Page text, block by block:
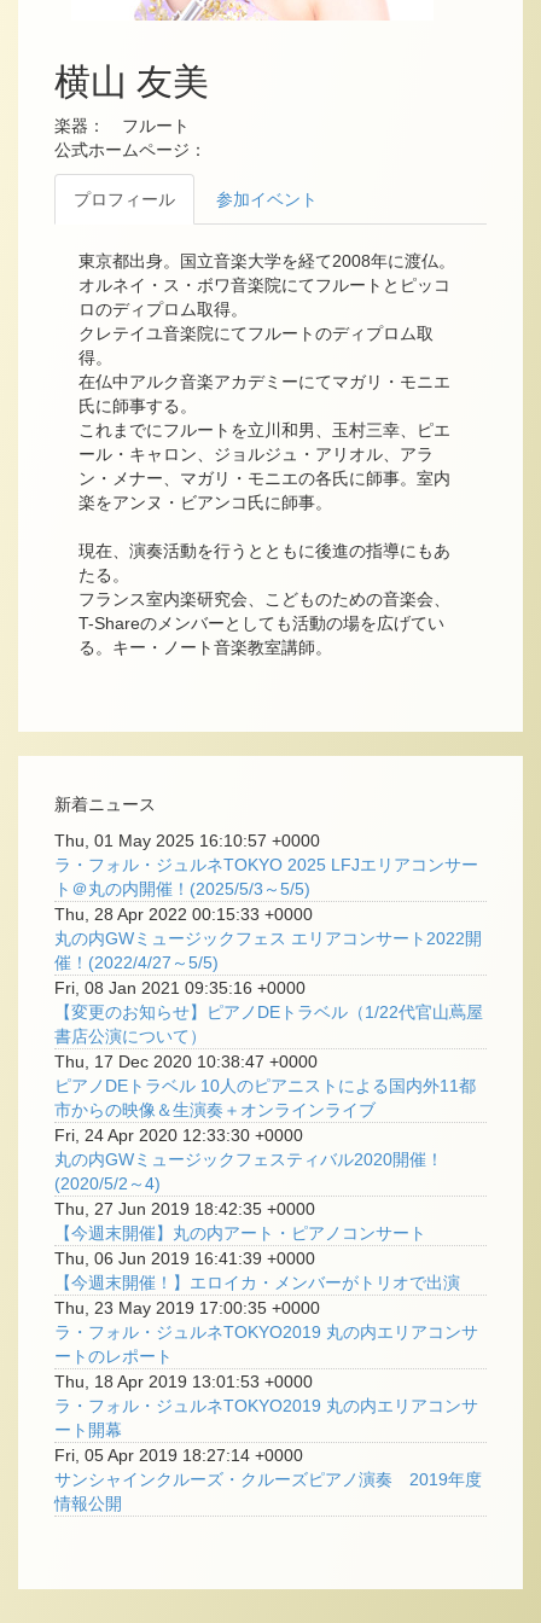
横山 友美
楽器： フルート
公式ホームページ：
プロフィール 参加イベント
東京都出身。国立音楽大学を経て2008年に渡仏。
オルネイ・ス・ボワ音楽院にてフルートとピッコ
ロのディプロム取得。
クレテイユ音楽院にてフルートのディプロム取
得。
在仏中アルク音楽アカデミーにてマガリ・モニエ
氏に師事する。
これまでにフルートを立川和男、玉村三幸、ピエ
ール・キャロン、ジョルジュ・アリオル、アラ
ン・メナー、マガリ・モニエの各氏に師事。室内
楽をアンヌ・ビアンコ氏に師事。
現在、演奏活動を行うとともに後進の指導にもあ
たる。
フランス室内楽研究会、こどものための音楽会、
T-Shareのメンバーとしても活動の場を広げてい
る。キー・ノート音楽教室講師。
新着ニュース
Thu, 01 May 2025 16:10:57 +0000
ラ・フォル・ジュルネTOKYO 2025 LFJエリアコンサー
ト＠丸の内開催！(2025/5/3～5/5)
Thu, 28 Apr 2022 00:15:33 +0000
丸の内GWミュージックフェス エリアコンサート2022開
催！(2022/4/27～5/5)
Fri, 08 Jan 2021 09:35:16 +0000
【変更のお知らせ】ピアノDEトラベル（1/22代官山蔦屋
書店公演について）
Thu, 17 Dec 2020 10:38:47 +0000
ピアノDEトラベル 10人のピアニストによる国内外11都
市からの映像＆生演奏＋オンラインライブ
Fri, 24 Apr 2020 12:33:30 +0000
丸の内GWミュージックフェスティバル2020開催！
(2020/5/2～4)
Thu, 27 Jun 2019 18:42:35 +0000
【今週末開催】丸の内アート・ピアノコンサート
Thu, 06 Jun 2019 16:41:39 +0000
【今週末開催！】エロイカ・メンバーがトリオで出演
Thu, 23 May 2019 17:00:35 +0000
ラ・フォル・ジュルネTOKYO2019 丸の内エリアコンサ
ートのレポート
Thu, 18 Apr 2019 13:01:53 +0000
ラ・フォル・ジュルネTOKYO2019 丸の内エリアコンサ
ート開幕
Fri, 05 Apr 2019 18:27:14 +0000
サンシャインクルーズ・クルーズピアノ演奏 2019年度
情報公開